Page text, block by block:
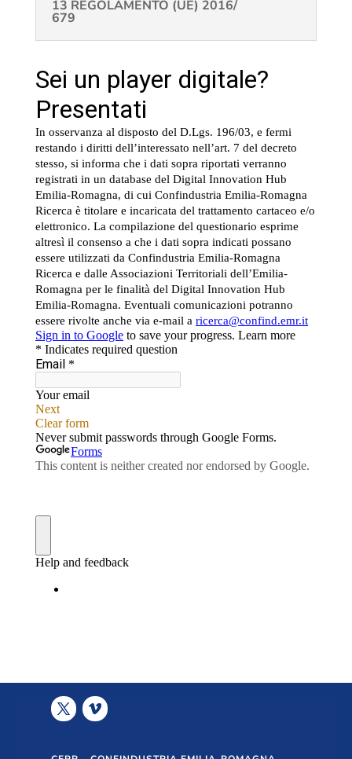
13 REGOLAMENTO (UE) 2016/
679